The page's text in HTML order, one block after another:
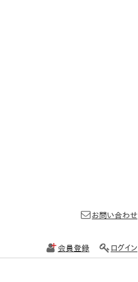
お問い合わせ
会員登録 ログイン